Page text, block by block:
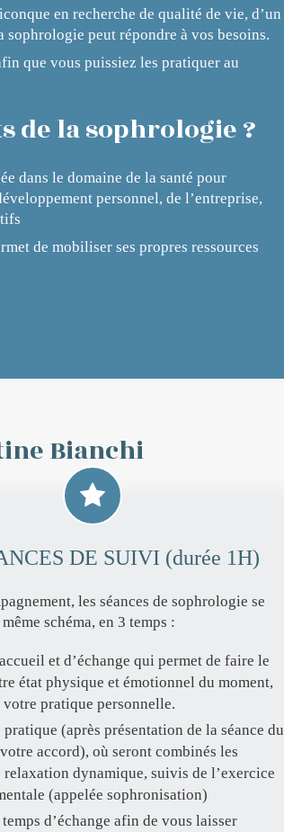
en recherche de qualité de vie, d’un
peut répondre à vos besoins.
que vous puissiez les pratiquer au
de la sophrologie ?
dans le domaine de la santé pour
personnel, de l’entreprise,
de mobiliser ses propres ressources
Bianchi
DE SUIVI (durée 1H)
les séances de sophrologie se
schéma, en 3 temps :
et d’échange qui permet de faire le
état physique et émotionnel du moment,
votre pratique personnelle.
pratique (après présentation de la séance du
accord), où seront combinés les
relaxation dynamique, suivis de l’exercice
(appelée sophronisation)
d’échange afin de vous laisser